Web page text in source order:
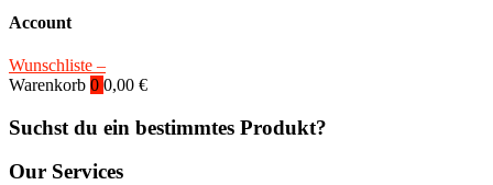
Account
Wunschliste –
Warenkorb 0 0,00 €
Suchst du ein bestimmtes Produkt?
Our Services